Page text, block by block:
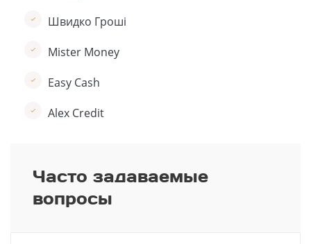
Швидко Гроші
Mister Money
Easy Cash
Alex Credit
Часто задаваемые
вопросы